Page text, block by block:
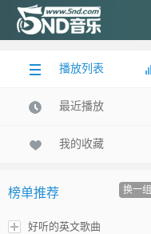
播放列表
最近播放
我的收藏
榜单推荐 换一组
好听的英文歌曲